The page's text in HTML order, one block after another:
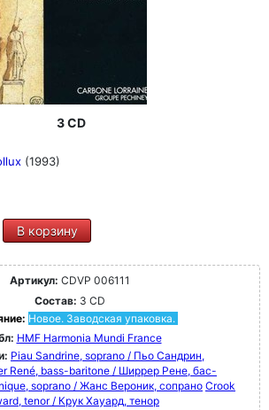
3 CD
(1993)
В корзину
Артикул: CDVP 006111
Состав: 3 CD
Новое. Заводская упаковка.
HMF Harmonia Mundi France
Piau Sandrine, soprano / Пьо Сандрин,
René, bass-baritone / Ширрер Рене, бас-
soprano / Жанс Вероник, сопрано Crook
tenor / Крук Хауард, тенор